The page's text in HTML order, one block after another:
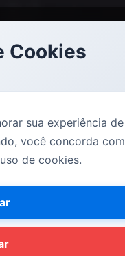
Cookies
sua experiência de
você concorda com
de cookies.